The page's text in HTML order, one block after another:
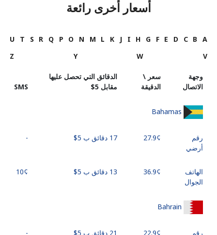
أسعار أخرى رائعة
A
B
C
D
E
F
G
H
I
J
K
L
M
N
O
P
Q
R
S
T
U
V
W
Y
Z
وجهة
الاتصال
سعر \
الدقيقة
الدقائق التي تحصل عليها
مقابل ⁦$5⁩
SMS
Bahamas
رقم
أرضي
17 دقائق ب ⁦$5⁩ -
الهاتف
الجوال
13 دقائق ب ⁦$5⁩
Bahrain
رقم 21 دقائق ب ⁦$5⁩ -